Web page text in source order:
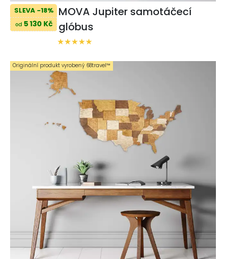
SLEVA -18%
od 5 130 Kč
MOVA Jupiter samotáčecí
glóbus
Originální produkt vyrobený 68travel™️